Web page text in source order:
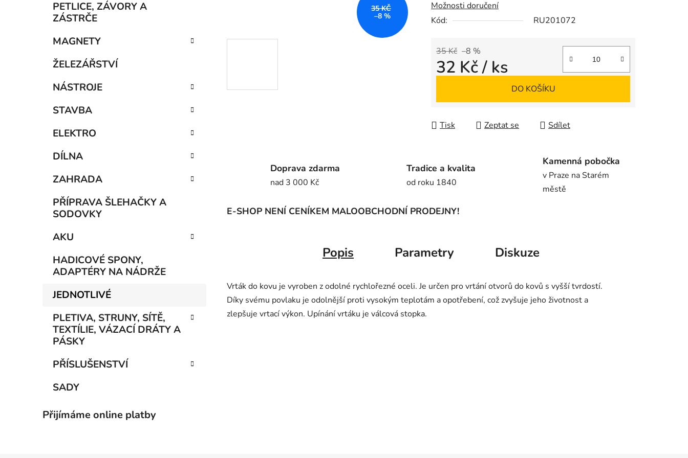
PETLICE, ZÁVORY A
ZÁSTRČE
MAGNETY
ŽELEZÁŘSTVÍ
NÁSTROJE
STAVBA
ELEKTRO
DÍLNA
ZAHRADA
PŘÍPRAVA ŠLEHAČKY A
SODOVKY
AKU
HADICOVÉ SPONY,
ADAPTÉRY NA NÁDRŽE
JEDNOTLIVÉ
PLETIVA, STRUNY, SÍTĚ,
TEXTÍLIE, VÁZACÍ DRÁTY A
PÁSKY
PŘÍSLUŠENSTVÍ
SADY
Přijímáme online platby
z
5
Možnosti doručení
Kód:
RU201072
35 Kč –8 %
32 Kč/ ks
DO KOŠÍKU
Tisk Zeptat se Sdílet
35 KČ
–8 %
Doprava zdarma
nad 3 000 Kč
Tradice a kvalita
od roku 1840
Kamenná pobočka
v Praze na Starém
městě
E-SHOP NENÍ CENÍKEM MALOOBCHODNÍ PRODEJNY!
Popis Parametry Diskuze
Vrták do kovu je vyroben z odolné rychlořezné oceli. Je určen pro vrtání otvorů do kovů s vyšší tvrdostí.
Díky svému povlaku je odolnější proti vysokým teplotám a opotřebení, což zvyšuje jeho životnost a
zlepšuje vrtací výkon. Upínání vrtáku je válcová stopka.